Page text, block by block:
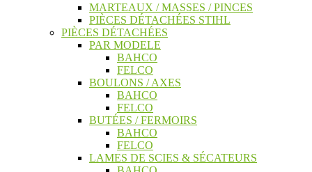
MARTEAUX / MASSES / PINCES
PIÈCES DÉTACHÉES STIHL
PIÈCES DÉTACHÉES
PAR MODELE
BAHCO
FELCO
BOULONS / AXES
BAHCO
FELCO
BUTÉES / FERMOIRS
BAHCO
FELCO
LAMES DE SCIES & SÉCATEURS